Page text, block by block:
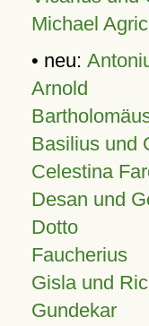
Michael
• neu:
Arnold
Basilius und
Celestina
Desan und
Dotto
Faucherius
Gisla und
Gundekar